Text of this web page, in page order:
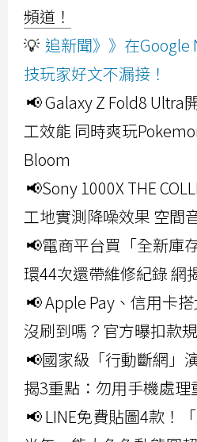
頻道！
💡 追新聞》》在
技玩家好文不漏接！
📢 Galaxy Z Fold8 Ultra
工效能 同時爽玩
Bloom
📢Sony 1000X THE
工地實測降噪效果 空間
📢電商平台買「全新庫
環44次還帶維修紀錄 網
📢 Apple Pay、信用卡
沒刷到嗎？官方曝扣款
📢國家級「行動斷網」
揭3重點：勿用手機處理
📢 LINE免費貼圖4款！